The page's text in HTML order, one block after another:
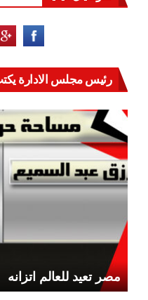
رئيس مجلس الادارة يكتب
مصر تعيد للعالم اتزانه